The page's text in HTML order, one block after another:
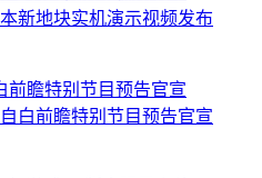
新地块实机演示视频发布
白前瞻特别节目预告官宣